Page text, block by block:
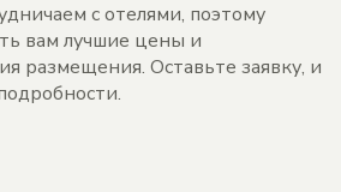
с отелями, поэтому
вам лучшие цены и
размещения. Оставьте заявку, и